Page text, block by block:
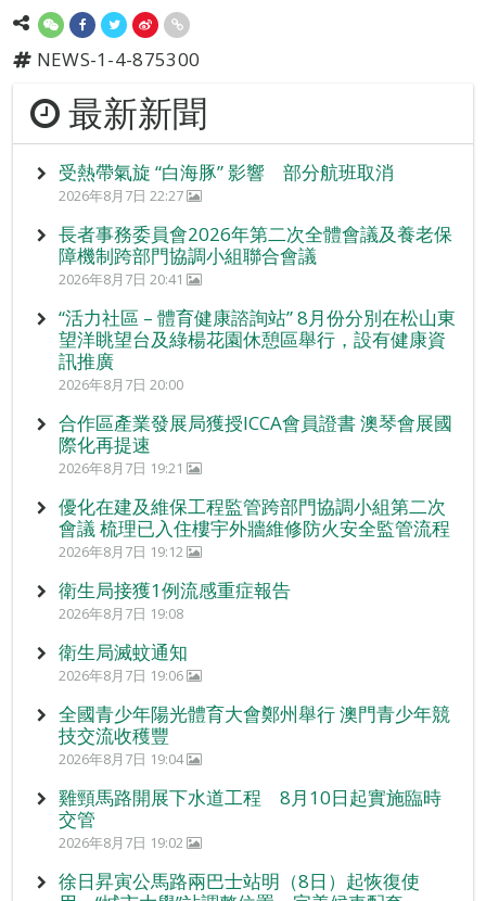
NEWS-1-4-875300
最新新聞
受熱帶氣旋 “白海豚” 影響 部分航班取消
2026年8月7日 22:27
長者事務委員會2026年第二次全體會議及養老保
障機制跨部門協調小組聯合會議
2026年8月7日 20:41
“活力社區 – 體育健康諮詢站” 8月份分別在松山東
望洋眺望台及綠楊花園休憩區舉行，設有健康資
訊推廣
2026年8月7日 20:00
合作區產業發展局獲授ICCA會員證書 澳琴會展國
際化再提速
2026年8月7日 19:21
優化在建及維保工程監管跨部門協調小組第二次
會議 梳理已入住樓宇外牆維修防火安全監管流程
2026年8月7日 19:12
衛生局接獲1例流感重症報告
2026年8月7日 19:08
衛生局滅蚊通知
2026年8月7日 19:06
全國青少年陽光體育大會鄭州舉行 澳門青少年競
技交流收穫豐
2026年8月7日 19:04
雞頸馬路開展下水道工程 8月10日起實施臨時
交管
2026年8月7日 19:02
徐日昇寅公馬路兩巴士站明（8日）起恢復使